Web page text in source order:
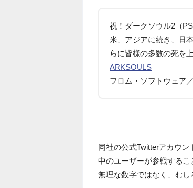
祝！ダークソウル2（
米、アジアに続き、日
らに皆様の多数の死を
ARKSOULS
フロム・ソフトウェア
同社の公式Twitterアカウ
中のユーザーが参戦する
無理な数字ではなく、むし